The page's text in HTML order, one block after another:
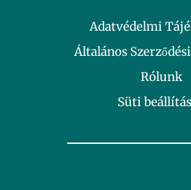
Adatvédelmi
Általános
Rólunk
Süti